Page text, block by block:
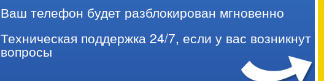
Ваш телефон будет разблокирован мгновенно
Техническая поддержка 24/7, если у вас возникнут
вопросы